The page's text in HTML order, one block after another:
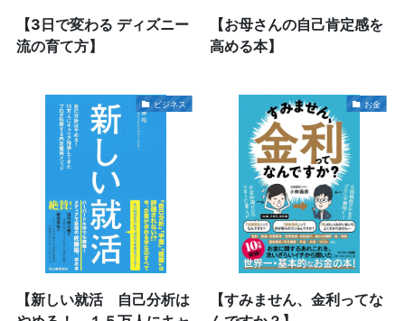
【3日で変わる ディズニー
流の育て方】
【お母さんの自己肯定感を
高める本】
ビジネス
【新しい就活 自己分析は
お金
【すみません、金利ってな